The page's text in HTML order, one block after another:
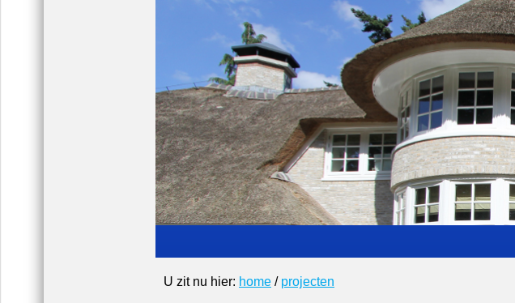
U zit nu hier: home / projecten